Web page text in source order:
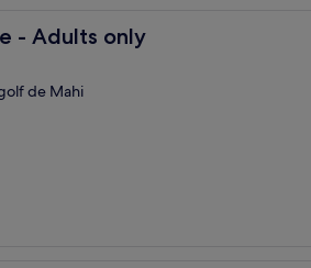
- Adults only
de Mahi